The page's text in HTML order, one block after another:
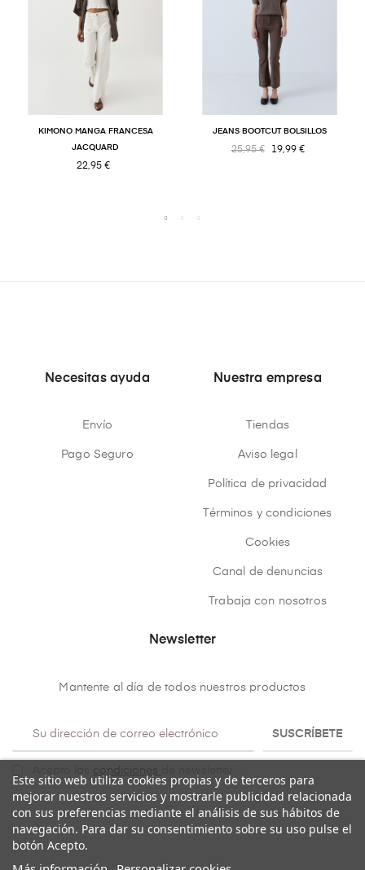
KIMONO MANGA FRANCESA
JACQUARD
22,95 €
JEANS BOOTCUT BOLSILLOS
25,95 € 19,99 €
Necesitas ayuda
Envío
Pago Seguro
Nuestra empresa
Tiendas
Aviso legal
Política de privacidad
Términos y condiciones
Cookies
Canal de denuncias
Trabaja con nosotros
Newsletter
Mantente al día de todos nuestros productos
SUSCRÍBETE
condiciones
Este sitio web utiliza cookies propias y de terceros para
mejorar nuestros servicios y mostrarle publicidad relacionada
con sus preferencias mediante el análisis de sus hábitos de
navegación. Para dar su consentimiento sobre su uso pulse el
botón Acepto.